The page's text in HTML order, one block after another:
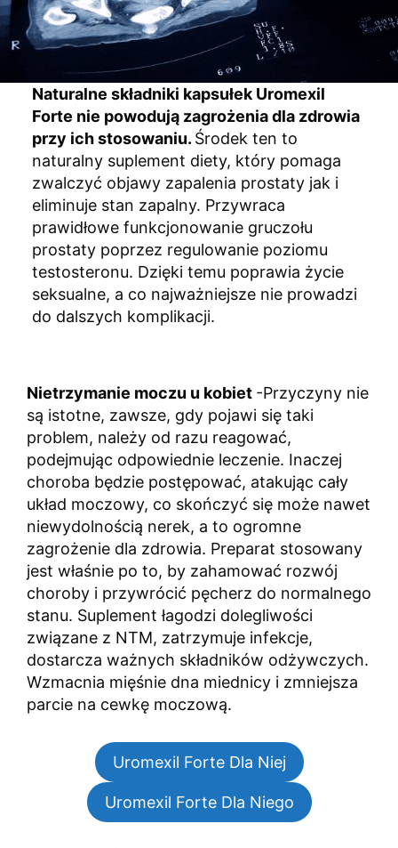
Naturalne składniki kapsułek Uromexil
Forte nie powodują zagrożenia dla zdrowia
przy ich stosowaniu. Środek ten to
naturalny suplement diety, który pomaga
zwalczyć objawy zapalenia prostaty jak i
eliminuje stan zapalny. Przywraca
prawidłowe funkcjonowanie gruczołu
prostaty poprzez regulowanie poziomu
testosteronu. Dzięki temu poprawia życie
seksualne, a co najważniejsze nie prowadzi
do dalszych komplikacji.
Nietrzymanie moczu u kobiet -Przyczyny nie
są istotne, zawsze, gdy pojawi się taki
problem, należy od razu reagować,
podejmując odpowiednie leczenie. Inaczej
choroba będzie postępować, atakując cały
układ moczowy, co skończyć się może nawet
niewydolnością nerek, a to ogromne
zagrożenie dla zdrowia. Preparat stosowany
jest właśnie po to, by zahamować rozwój
choroby i przywrócić pęcherz do normalnego
stanu. Suplement łagodzi dolegliwości
związane z NTM, zatrzymuje infekcje,
dostarcza ważnych składników odżywczych.
Wzmacnia mięśnie dna miednicy i zmniejsza
parcie na cewkę moczową.
Uromexil Forte Dla Niej
Uromexil Forte Dla Niego